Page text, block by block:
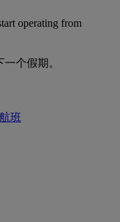
operating from
个假期。
班